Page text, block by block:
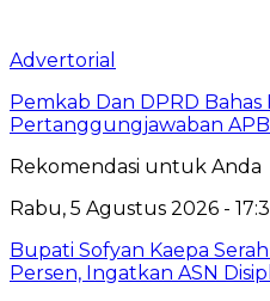
Advertorial
Pemkab Dan DPRD Bahas
Pertanggungjawaban
Rekomendasi untuk Anda
Rabu, 5 Agustus 2026 -
Bupati Sofyan Kaepa
Persen, Ingatkan ASN